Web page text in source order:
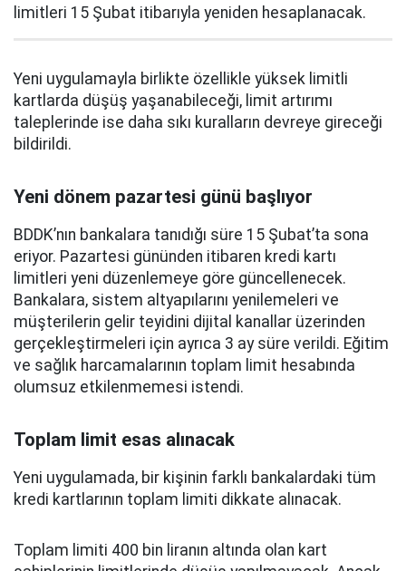
limitleri 15 Şubat itibarıyla yeniden hesaplanacak.
Yeni uygulamayla birlikte özellikle yüksek limitli
kartlarda düşüş yaşanabileceği, limit artırımı
taleplerinde ise daha sıkı kuralların devreye gireceği
bildirildi.
Yeni dönem pazartesi günü başlıyor
BDDK’nın bankalara tanıdığı süre 15 Şubat’ta sona
eriyor. Pazartesi gününden itibaren kredi kartı
limitleri yeni düzenlemeye göre güncellenecek.
Bankalara, sistem altyapılarını yenilemeleri ve
müşterilerin gelir teyidini dijital kanallar üzerinden
gerçekleştirmeleri için ayrıca 3 ay süre verildi. Eğitim
ve sağlık harcamalarının toplam limit hesabında
olumsuz etkilenmemesi istendi.
Toplam limit esas alınacak
Yeni uygulamada, bir kişinin farklı bankalardaki tüm
kredi kartlarının toplam limiti dikkate alınacak.
Toplam limiti 400 bin liranın altında olan kart